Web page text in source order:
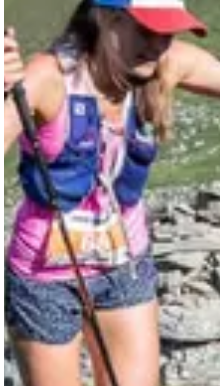
Tu arrives au magnifique Lac Blanc, ravito, puis ça y est, c'est le
moment, DROIT DANS L'PENTU !! Un beau pierrier qui
surplombe le col de la Madeleine, la station de et la chaîne de la
Lauzière.
Tu franchis le col du Cheval Noir, j'espère qu'il t'en reste un peu
sous le pied parce qu'après un "replat" c'est parti pour les 300
derniers mètres de D+ jusqu'à cette "foutue statue" (à ce moment
précis c'est la vision que tu en as, mais on l'aime cette statue !).
Ça y est, tu l'as fait ! Tu peux maintenant encourager les copines et
copains qui ne seraient pas allés aussi vite que toi en redescendant,
et aller profiter du ravito en bas.
3 bonnes raisons de venir :
Le lieu. C'est juste magnifique.
Cet effort du KV. Tu vas vivre un moment fort, que ce soit ton
premier ou ton énième !
L'organisation : ambiance, expérience, exigence, tout y est !
Résultats :
2023
2024
2025
Courses
dim. 9 août 2026
KV du Cheval Noir
km
+1250
09:00
Trail
Kilomètre-vertical